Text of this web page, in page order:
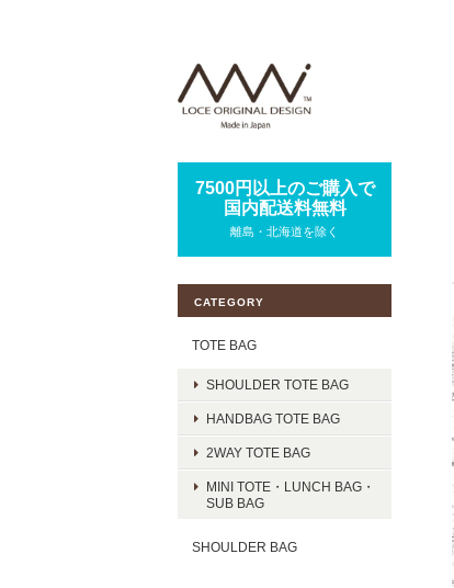
7500円以上のご購入で
国内配送料無料
離島・北海道を除く
CATEGORY
TOTE BAG
SHOULDER TOTE BAG
HANDBAG TOTE BAG
2WAY TOTE BAG
MINI TOTE・LUNCH BAG・
SUB BAG
SHOULDER BAG